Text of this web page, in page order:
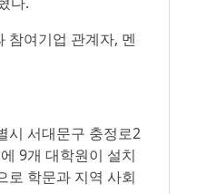
참여기업 관계자, 멘
시 서대문구 충정로2
9개 대학원이 설치
로 학문과 지역 사회